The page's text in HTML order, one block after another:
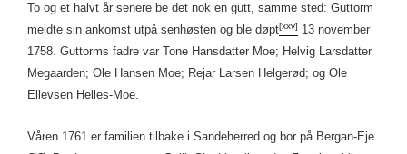
To og et halvt år senere be det nok en gutt, samme sted: Guttorm
meldte sin ankomst utpå senhøsten og ble døpt[xxv] 13 november
1758. Guttorms fadre var Tone Hansdatter Moe; Helvig Larsdatter
Megaarden; Ole Hansen Moe; Rejar Larsen Helgerød; og Ole
Ellevsen Helles-Moe.
Våren 1761 er familien tilbake i Sandeherred og bor på Bergan-Eje